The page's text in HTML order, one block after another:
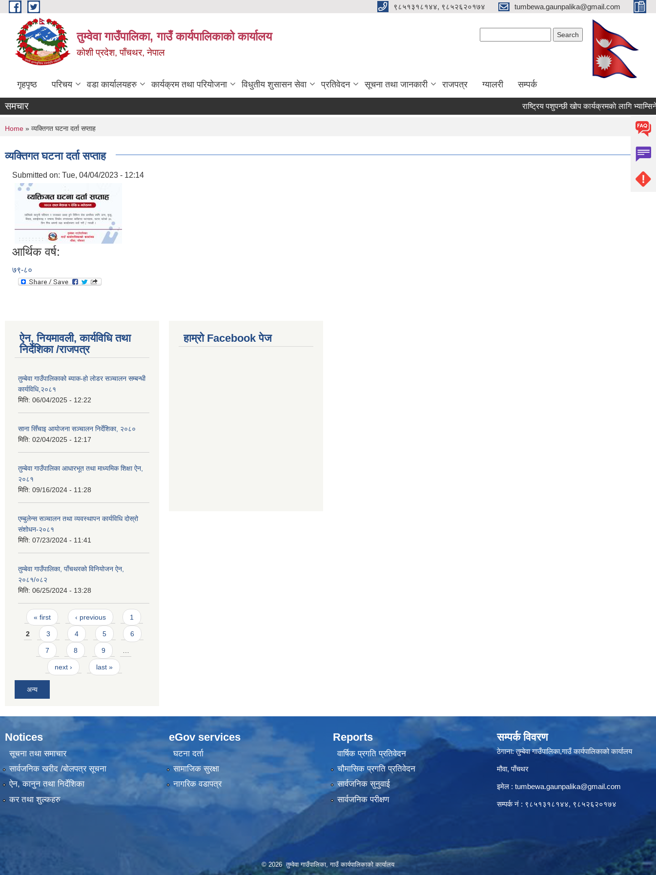
Skip to main content ९८५१३१८१४४, ९८५२६२०१७४ tumbewa.gaunpalika@gmail.com
तुम्वेवा गाउँपालिका, गाउँ कार्यपालिकाको कार्यालय
काेशी प्रदेश, पाँचथर, नेपाल
गृहपृष्ठ परिचय वडा कार्यालयहरु कार्यक्रम तथा परियोजना विधुतीय शुसासन सेवा प्रतिवेदन सूचना तथा जानकारी राजपत्र ग्यालरी सम्पर्क
समचार राष्ट्रिय पशुपन्छी खोप कार्यक्रमकाे लागि
You are here
Home » व्यक्तिगत घटना दर्ता सप्ताह
व्यक्तिगत घटना दर्ता सप्ताह
Submitted on: Tue, 04/04/2023 - 12:14
आर्थिक वर्ष:
७९-८०
ऐन, नियमावली, कार्यविधि तथा
निर्देशिका /राजपत्र
तुम्बेवा गाउँपालिकाको ब्याक-हो लाेडर सञ्चालन सम्बन्धी
कार्यविधि,२०८१
मिति: 06/04/2025 - 12:22
साना सिँचाइ आयाेजना सञ्चालन निर्देशिका, २०८०
मिति: 02/04/2025 - 12:17
तुम्बेवा गाउँपालिका आधारभूत तथा माध्यमिक शिक्षा ऐन,
२०८१
मिति: 09/16/2024 - 11:28
एम्बुलेन्स सञ्चालन तथा व्यवस्थापन कार्यविधि दोस्रो
संशोधन-२०८१
मिति: 07/23/2024 - 11:41
तुम्बेवा गाउँपालिका, पाँचथरको विनियोजन ऐन,
२०८१/०८२
मिति: 06/25/2024 - 13:28
Pages
« first ‹ previous 1
2 3 4 5 6
7 8 9
next › last »
अन्य
हाम्राे Facebook पेज
Notices
सूचना तथा समाचार
सार्वजनिक खरीद /बोलपत्र सूचना
ऐन, कानुन तथा निर्देशिका
कर तथा शुल्कहरु
eGov services
घटना दर्ता
सामाजिक सुरक्षा
नागरिक वडापत्र
Reports
वार्षिक प्रगति प्रतिवेदन
चौमासिक प्रगति प्रतिवेदन
सार्वजनिक सुनुवाई
सार्वजनिक परीक्षण
सम्पर्क विवरण
ठेगाना: तुम्बेवा गाउँपालिका,गाउँ कार्यपालिकाको कार्यालय
मौवा, पाँचथर
इमेल : tumbewa.gaunpalika@gmail.com
सम्पर्क नं : ९८५१३१८१४४, ९८५२६२०१७४
© 2026 तुम्वेवा गाउँपालिका, गाउँ कार्यपालिकाको कार्यालय